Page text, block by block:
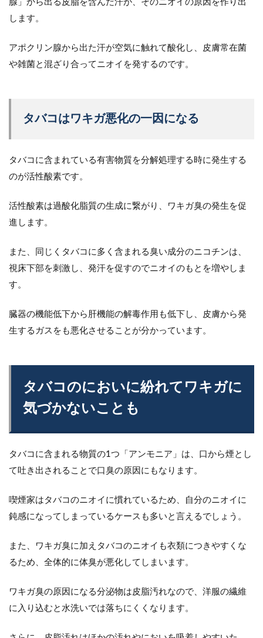
腺」から出る皮脂を含んだ汗が、そのニオイの原因を作り出
します。
アポクリン腺から出た汗が空気に触れて酸化し、皮膚常在菌
や雑菌と混ざり合ってニオイを発するのです。
タバコはワキガ悪化の一因になる
タバコに含まれている有害物質を分解処理する時に発生する
のが活性酸素です。
活性酸素は過酸化脂質の生成に繋がり、ワキガ臭の発生を促
進します。
また、同じくタバコに多く含まれる臭い成分のニコチンは、
視床下部を刺激し、発汗を促すのでニオイのもとを増やしま
す。
臓器の機能低下から肝機能の解毒作用も低下し、皮膚から発
生するガスをも悪化させることが分かっています。
タバコのにおいに紛れてワキガに
気づかないことも
タバコに含まれる物質の1つ「アンモニア」は、口から煙とし
て吐き出されることで口臭の原因にもなります。
喫煙家はタバコのニオイに慣れているため、自分のニオイに
鈍感になってしまっているケースも多いと言えるでしょう。
また、ワキガ臭に加えタバコのニオイも衣類につきやすくな
るため、全体的に体臭が悪化してしまいます。
ワキガ臭の原因になる分泌物は皮脂汚れなので、洋服の繊維
に入り込むと水洗いでは落ちにくくなります。